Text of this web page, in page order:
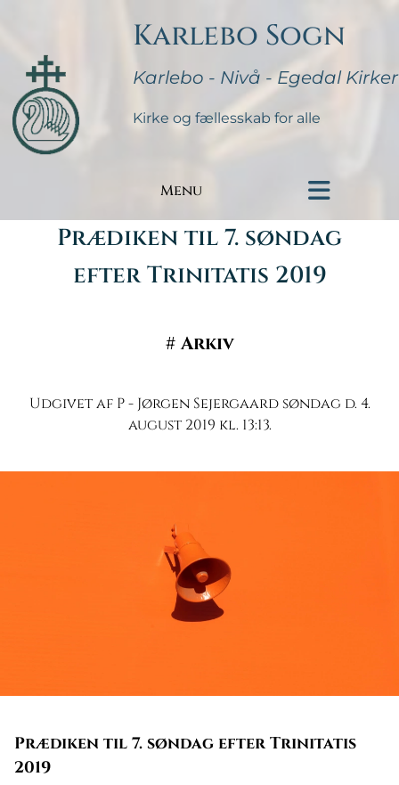
Karlebo Sogn
Karlebo - Nivå - Egedal Kirker
Kirke og fællesskab for alle
Menu
Prædiken til 7. søndag
efter Trinitatis 2019
#Arkiv
Udgivet af P - Jørgen Sejergaard søndag d. 4.
august 2019 kl. 13:13.
Prædiken til 7. søndag efter Trinitatis
2019